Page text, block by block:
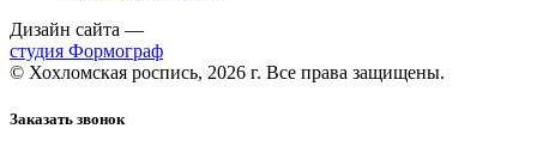
Дизайн сайта —
студия Формограф
© Хохломская роспись, 2026 г. Все права защищены.
Заказать звонок